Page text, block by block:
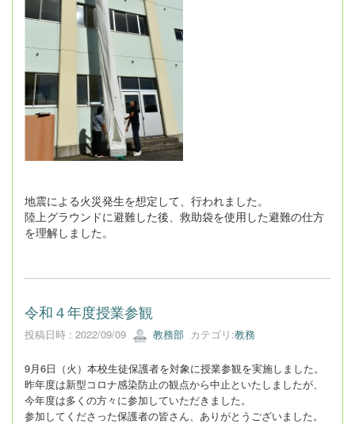
地震による火災発生を想定して、行われました。
陸上グラウンドに避難した後、救助袋を使用した避難の仕方
を理解しました。
令和４年度授業参観
投稿日時 : 2022/09/09 教務部 カテゴリ:教務
9月6日（火）本校生徒保護者を対象に授業参観を実施しました。
昨年度は新型コロナ感染防止の観点から中止といたしましたが、
今年度は多くの方々に参加していただきました。
参加してくださった保護者の皆さん、ありがとうございました。